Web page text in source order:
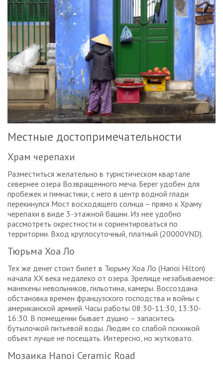
Местные достопримечательности
Храм черепахи
Разместиться желательно в туристическом квартале
севернее озера Возвращенного меча. Берег удобен для
пробежек и гимнастики, с него в центр водной глади
перекинулся Мост восходящего солнца – прямо к Храму
черепахи в виде 3-этажной башни. Из нее удобно
рассмотреть окрестности и сориентироваться по
территории. Вход круглосуточный, платный (20000VND).
Тюрьма Хоа Ло
Тех же денег стоит билет в Тюрьму Хоа Ло (Hanoi Hilton)
начала XX века недалеко от озера. Зрелище незабываемое:
манекены невольников, гильотина, камеры. Воссоздана
обстановка времен французского господства и войны с
американской армией. Часы работы 08:30-11:30, 13:30-
16:30. В помещении бывает душно – запаситесь
бутылочкой питьевой воды. Людям со слабой психикой
объект лучше не посещать. Интересно, но жутковато.
Мозаика Hanoi Ceramic Road